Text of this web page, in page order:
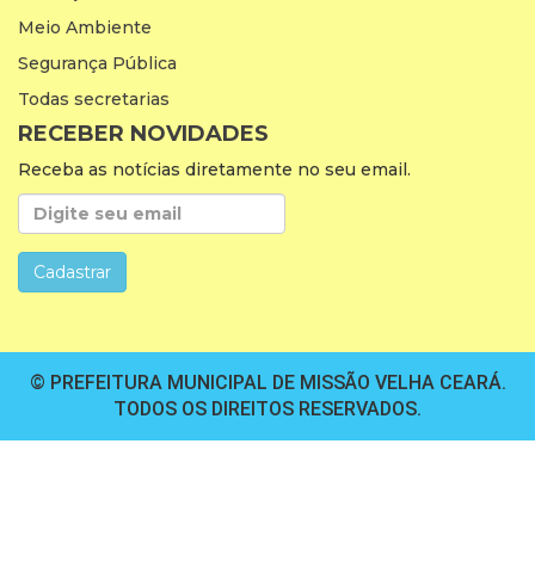
Meio Ambiente
Segurança Pública
Todas secretarias
RECEBER NOVIDADES
Receba as notícias diretamente no seu email.
© PREFEITURA MUNICIPAL DE MISSÃO VELHA CEARÁ.
TODOS OS DIREITOS RESERVADOS.